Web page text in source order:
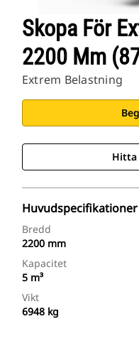
Skopa För
2200 Mm
Extrem Belastning
Hitta
Huvudspecifikationer
Bredd
2200 mm
Kapacitet
5 m³
Vikt
6948 kg